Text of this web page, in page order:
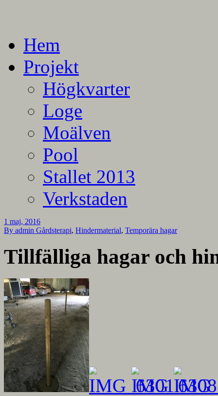
Hem
Projekt
Högkvarter
Loge
Moälven
Pool
Stallet 2013
Verkstaden
1 maj, 2016
By admin Gårdsterapi, Hindermaterial, Temporära hagar
Tillfälliga hagar och